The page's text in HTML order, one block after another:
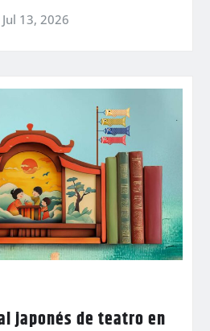
Jul 13, 2026
japonés de teatro en